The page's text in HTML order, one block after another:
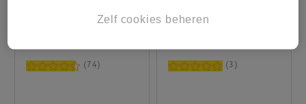
Neutrogena Anti-
Parfumvrije 74
Neutrogena Hydro
Serum
3
Zelf cookies beheren